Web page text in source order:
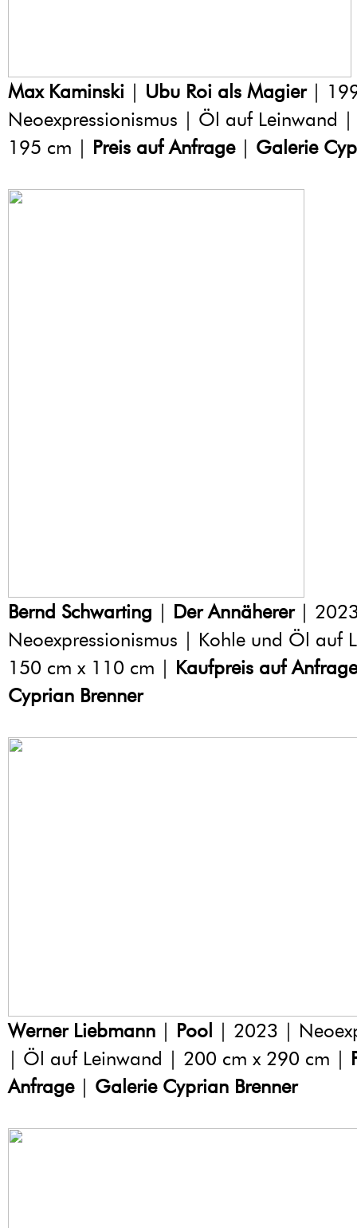
Max Kaminski | Ubu Roi als Magier|
Neoexpressionismus | Öl auf Leinwand
195 cm | Preis auf Anfrage| Galerie
Bernd Schwarting | Der Annäherer|
Neoexpressionismus | Kohle und Öl auf
150 cm x 110 cm | Kaufpreis auf Anfrage
Cyprian Brenner
Werner Liebmann | Pool
| 2023 |
| Öl auf Leinwand | 200 cm x 290 cm |
Anfrage | Galerie Cyprian Brenner